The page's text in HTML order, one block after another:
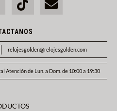
relojesgolden@relojesgolden.com
Atención de Lun. a Dom. de 10:00 a 19:30